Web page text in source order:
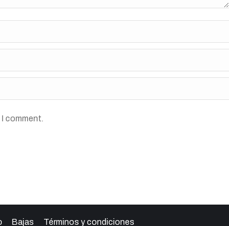
comment.
Bajas Términos y condiciones